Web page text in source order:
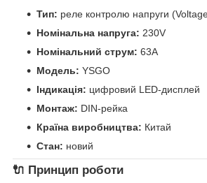
Тип: реле контролю напруги
Номінальна напруга: 230V
Номінальний струм: 63A
Модель: YSGO
Індикація: цифровий LED-дисплей
Монтаж: DIN-рейка
Країна виробництва: Китай
Стан: новий
🔌 Принцип роботи